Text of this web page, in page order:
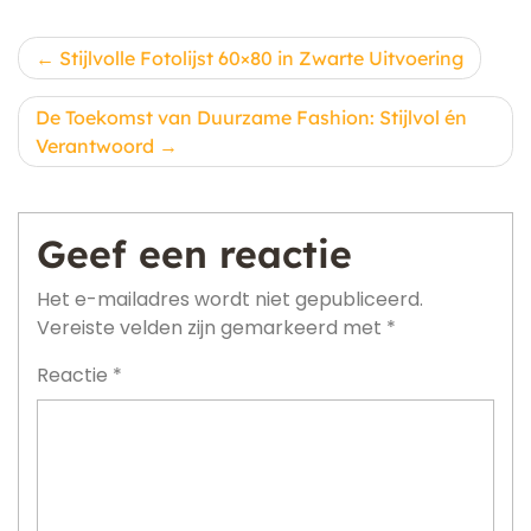
Berichtnavigatie
Stijlvolle Fotolijst 60×80 in Zwarte Uitvoering
De Toekomst van Duurzame Fashion: Stijlvol én
Verantwoord
Geef een reactie
Het e-mailadres wordt niet gepubliceerd.
Vereiste velden zijn gemarkeerd met *
Reactie *